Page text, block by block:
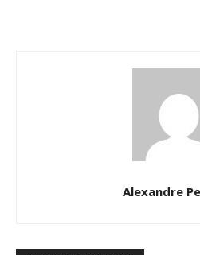
Alexandre